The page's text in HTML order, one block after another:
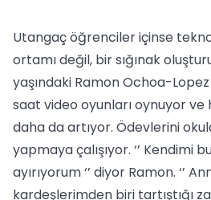
Utangaç öğrenciler içinse
ortamı değil, bir sığınak
yaşındaki Ramon Ochoa-
saat video oyunları oynuyor ve
daha da artıyor. Ödevlerini
yapmaya çalışıyor. ‘’ Kendimi
ayırıyorum ‘’ diyor Ramon. ‘’
kardeşlerimden biri tartıştığı